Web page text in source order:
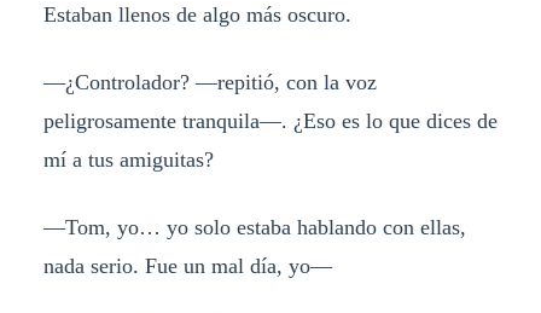
Estaban llenos de algo más oscuro.
—¿Controlador? —repitió, con la voz
peligrosamente tranquila—. ¿Eso es lo que dices de
mí a tus amiguitas?
—Tom, yo… yo solo estaba hablando con ellas,
nada serio. Fue un mal día, yo—